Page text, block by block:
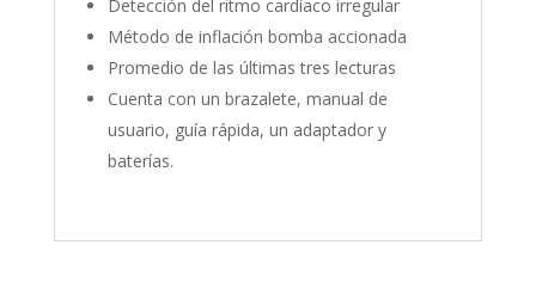
Detección del ritmo cardíaco irregular
Método de inflación bomba accionada
Promedio de las últimas tres lecturas
Cuenta con un brazalete, manual de
usuario, guía rápida, un adaptador y
baterías.